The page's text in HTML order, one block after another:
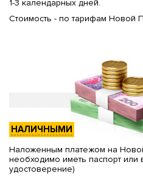
1-3 календарных дней.
Стоимость - по тарифам Новой
НАЛИЧНЫМИ
Наложенным платежом на
необходимо иметь паспорт или
удостоверение)